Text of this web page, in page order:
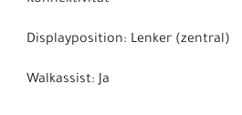
Displayposition: Lenker (zentral)
Walkassist: Ja